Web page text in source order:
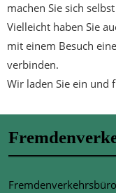
machen Sie sich
Vielleicht haben Sie
mit einem Besuch
verbinden.
Wir laden Sie ein und